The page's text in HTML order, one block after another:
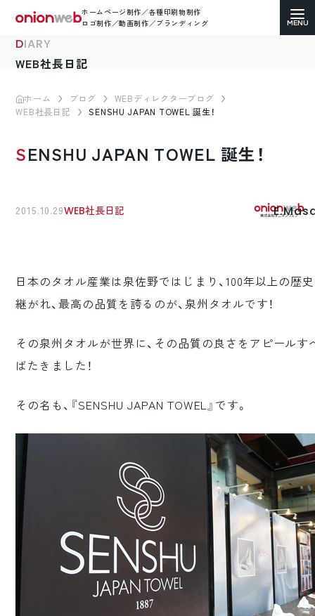
ホームページ制作／各種印刷物制作
ロゴ制作／動画制作／ブランディング
ホームページ制作
コーポレートサイト
ブランディング
DIARY
WEB社長日記
ホーム ブログ
WEBディレクターブログ
WEB社長日記
SENSHU JAPAN TOWEL 誕生！
SENSHU JAPAN TOWEL 誕生！
2015.10.29WEB社長日記
日本のタオル産業は泉佐野ではじまり、100年以上の歴
継がれ、最高の品質を誇るのが、泉州タオルです！
その泉州タオルが世界に、その品質の良さをアピールす
ばたきました！
その名も、『SENSHU JAPAN TOWEL』です。